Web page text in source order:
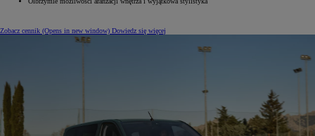
Zobacz cennik (Opens in new window) Dowiedz się więcej